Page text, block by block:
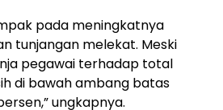
pada meningkatnya
tunjangan melekat. Meski
pegawai terhadap total
di bawah ambang batas
ungkapnya.